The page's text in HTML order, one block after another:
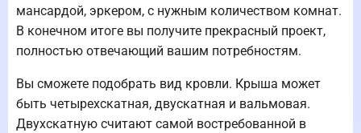
мансардой, эркером, с нужным количеством комнат.
В конечном итоге вы получите прекрасный проект,
полностью отвечающий вашим потребностям.
Вы сможете подобрать вид кровли. Крыша может
быть четырехскатная, двускатная и вальмовая.
Двухскатную считают самой востребованной в